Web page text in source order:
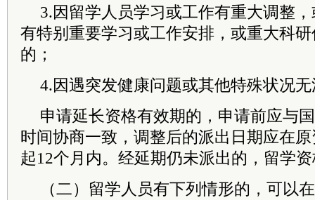
3.因留学人员学习或工作有重大调整
有特别重要学习或工作安排，或重大科
的；
4.因遇突发健康问题或其他特殊状况
申请延长资格有效期的，申请前应与
时间协商一致，调整后的派出日期应在
起12个月内。经延期仍未派出的，留学
（二）留学人员有下列情形的，可以